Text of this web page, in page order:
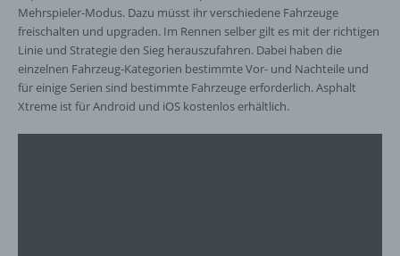
Mehrspieler-Modus. Dazu müsst ihr verschiedene Fahrzeuge
freischalten und upgraden. Im Rennen selber gilt es mit der richtigen
Linie und Strategie den Sieg herauszufahren. Dabei haben die
einzelnen Fahrzeug-Kategorien bestimmte Vor- und Nachteile und
für einige Serien sind bestimmte Fahrzeuge erforderlich. Asphalt
Xtreme ist für Android und iOS kostenlos erhältlich.
verarbeitet.
i) Empfänger